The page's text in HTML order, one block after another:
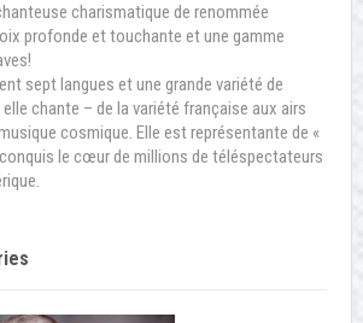
charismatique de renommée
profonde et touchante et une gamme
sept langues et une grande variété de
chante – de la variété française aux airs
cosmique. Elle est représentante de «
le cœur de millions de téléspectateurs